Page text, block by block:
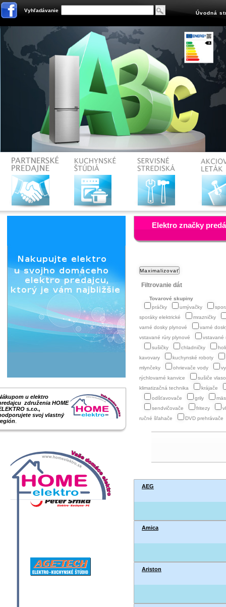
Vyhľadávanie Úvodná
u elektro
združenia HOME
s.r.o.,
svoj vlastný
Elektro značky
Filtrovanie dát
Tovarové skupiny
práčky
umývačky
sporáky elektrické
mrazničky
varné dosky plynové
varné
vstavané rúry plynové
vstavané
sušičky
chladničky
kavovary
kuchynské roboty
mlynčeky
ohrievače vody
rýchlovarné kanvice
sušiče
klimatizačná technika
krájače
odšťavovače
grily
sendvičovače
fritezy
ručné šľahače
DVD prehrávače
AEG
Amica
Ariston